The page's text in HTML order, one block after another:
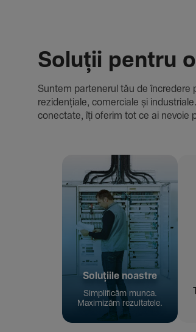
Soluții pentru
Suntem parte­nerul tău de încre­dere
rezi­den­țiale, comer­ciale și
conec­tate, îți oferim tot ce ai nevoie
Solu­țiile noastre
Simpli­ficăm munca.
Maxi­mizăm rezul­ta­tele.